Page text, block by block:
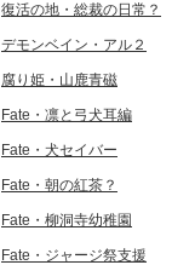
復活の地・総裁の日常？
デモンベイン・アル２
腐り姫・山鹿青磁
Fate・凛と弓犬耳編
Fate・犬セイバー
Fate・朝の紅茶？
Fate・柳洞寺幼稚園
Fate・ジャージ祭支援